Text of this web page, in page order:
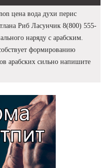
цена вода духи перис
Риб Ласунчик 8(800) 555-
наряду с арабским.
формированию
арабских сильно напишите